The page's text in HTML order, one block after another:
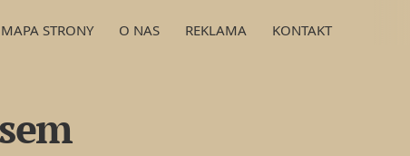
MAPA STRONY O NAS REKLAMA KONTAKT